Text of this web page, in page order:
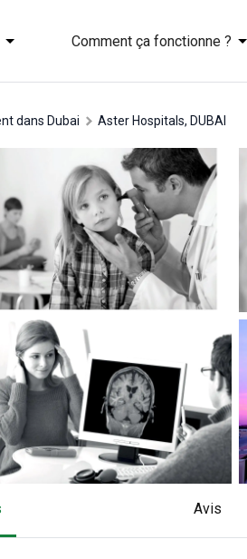
Comment ça fonctionne ?
dans Dubai Aster Hospitals, DUBAI
avis